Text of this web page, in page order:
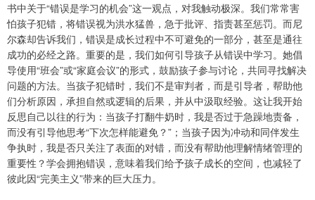
书中关于“错误是学习的机会”这一观点，对我触动极深。我们常常害
怕孩子犯错，将错误视为洪水猛兽，急于批评、指责甚至惩罚。而尼
尔森却告诉我们，错误是成长过程中不可避免的一部分，甚至是通往
成功的必经之路。重要的是，我们如何引导孩子从错误中学习。她倡
导使用“班会”或“家庭会议”的形式，鼓励孩子参与讨论，共同寻找解决
问题的方法。当孩子犯错时，我们不是审判者，而是引导者，帮助他
们分析原因，承担自然或逻辑的后果，并从中汲取经验。这让我开始
反思自己以往的行为：当孩子打翻牛奶时，我是否过于急躁地责备，
而没有引导他思考“下次怎样能避免？”；当孩子因为冲动和同伴发生
争执时，我是否只关注了表面的对错，而没有帮助他理解情绪管理的
重要性？学会拥抱错误，意味着我们给予孩子成长的空间，也减轻了
彼此因“完美主义”带来的巨大压力。